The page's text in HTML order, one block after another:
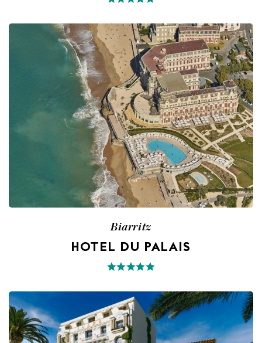
Biarritz
HOTEL DU PALAIS